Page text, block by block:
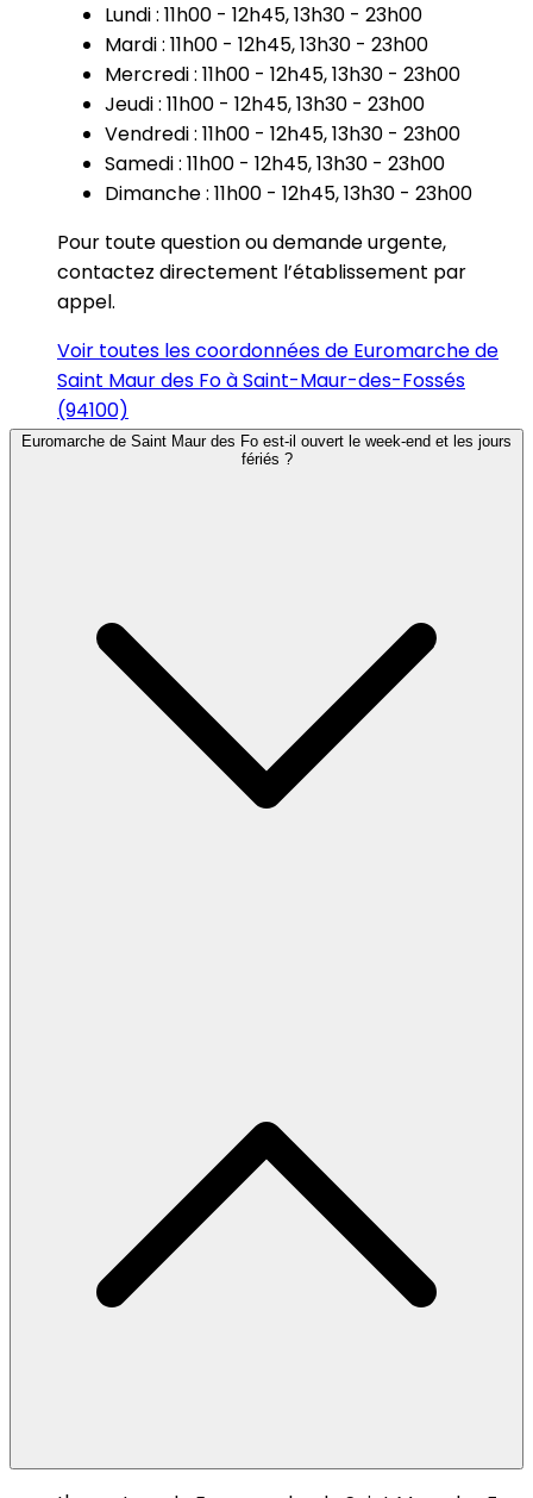
Lundi : 11h00 - 12h45, 13h30 - 23h00
Mardi : 11h00 - 12h45, 13h30 - 23h00
Mercredi : 11h00 - 12h45, 13h30 - 23h00
Jeudi : 11h00 - 12h45, 13h30 - 23h00
Vendredi : 11h00 - 12h45, 13h30 - 23h00
Samedi : 11h00 - 12h45, 13h30 - 23h00
Dimanche : 11h00 - 12h45, 13h30 - 23h00
Pour toute question ou demande urgente,
contactez directement l’établissement par
appel.
Voir toutes les coordonnées de Euromarche de
Saint Maur des Fo à Saint-Maur-des-Fossés
(94100)
Euromarche de Saint Maur des Fo est-il ouvert le week-end et les jours
fériés ?